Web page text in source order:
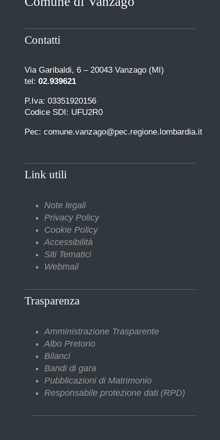
Contatti
Via Garibaldi, 6 – 20043 Vanzago (MI)
tel: 02.939621
P.Iva: 03351920156
Codice SDI: UFU2R0
Pec: comune.vanzago@pec.regione.lombardia.it
Link utili
Note legali
Privacy Policy
Cookie Policy
Accessibilità
Siti Tematici
Webmail
Trasparenza
Amministrazione Trasparente
Albo Pretorio
Bilanci
Bandi di gara
Pubblicazioni di Matrimonio
Responsabile protezione dati (RPD)